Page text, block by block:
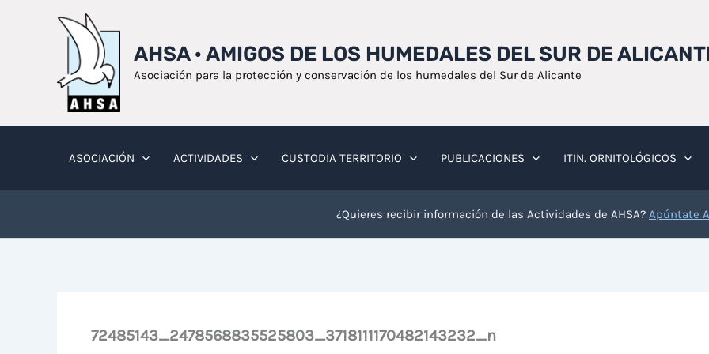
AHSA · AMIGOS DE LOS HUMEDALES DEL SUR DE
Asociación para la protección y conservación de los humedales del Sur de Alicante
ASOCIACIÓN ACTIVIDADES CUSTODIA TERRITORIO PUBLICACIONES ITIN. ORNITOLÓGICOS
¿Quieres recibir información de las Actividades de AHSA? Apúntate
72485143_2478568835525803_3718111170482143232_n